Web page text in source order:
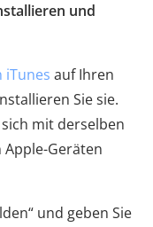
und
iTunes auf Ihren
Sie sie.
mit derselben
Apple-Geräten
und geben Sie